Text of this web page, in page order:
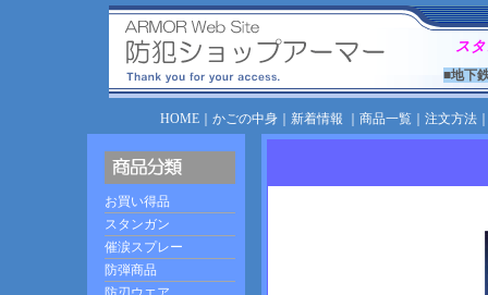
ス
■地下
HOME｜ かごの中身｜ 新着情報 商品一覧｜ 注文方法